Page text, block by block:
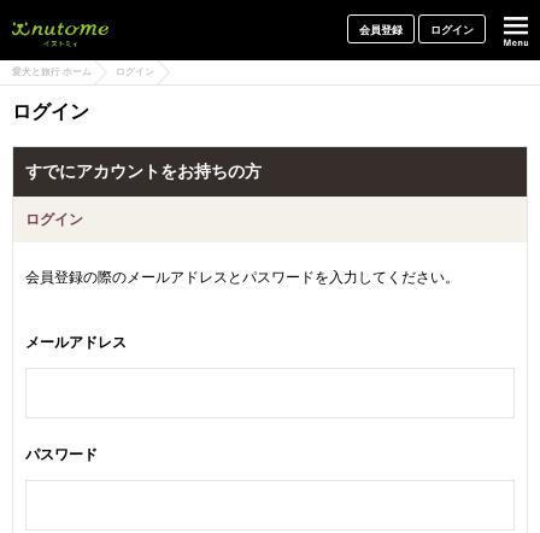
会員登録 ログイン
愛犬と旅行 ホーム ログイン
ログイン
すでにアカウントをお持ちの方
ログイン
会員登録の際のメールアドレスとパスワードを入力してください。
メールアドレス
パスワード